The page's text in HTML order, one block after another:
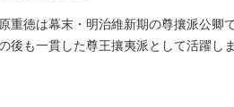
重徳は幕末・明治維新期の尊攘派公卿
後も一貫した尊王攘夷派として活躍し